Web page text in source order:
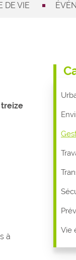
DE VIE
à
Vie